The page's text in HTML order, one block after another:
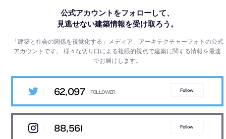
公式アカウントをフォローして、
見逃せない建築情報を受け取ろう。
「建築と社会の関係を視覚化する」メディア、アーキテクチャーフォトの公式
アカウントです。様々な切り口による複眼的視点で建築に関する情報を最速
でお届けします。
62,097 Follow
88,561 Follow